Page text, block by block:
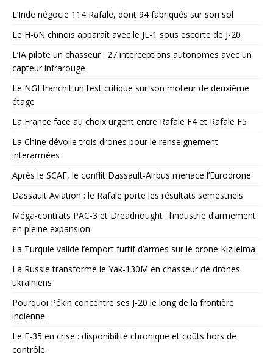
L’Inde négocie 114 Rafale, dont 94 fabriqués sur son sol
Le H-6N chinois apparaît avec le JL-1 sous escorte de J-20
L’IA pilote un chasseur : 27 interceptions autonomes avec un
capteur infrarouge
Le NGI franchit un test critique sur son moteur de deuxième
étage
La France face au choix urgent entre Rafale F4 et Rafale F5
La Chine dévoile trois drones pour le renseignement
interarmées
Après le SCAF, le conflit Dassault-Airbus menace l’Eurodrone
Dassault Aviation : le Rafale porte les résultats semestriels
Méga-contrats PAC-3 et Dreadnought : l’industrie d’armement
en pleine expansion
La Turquie valide l’emport furtif d’armes sur le drone Kızılelma
La Russie transforme le Yak-130M en chasseur de drones
ukrainiens
Pourquoi Pékin concentre ses J-20 le long de la frontière
indienne
Le F-35 en crise : disponibilité chronique et coûts hors de
contrôle